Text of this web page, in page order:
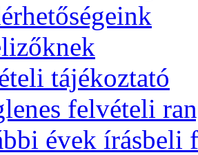
tájékoztató
felvételi
évek írásbeli